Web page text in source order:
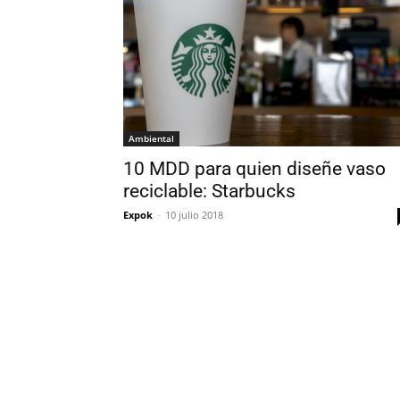
Ambiental
10 MDD para quien diseñe vaso
reciclable: Starbucks
Expok - 10 julio 2018